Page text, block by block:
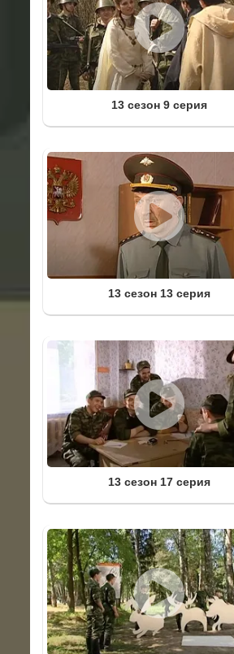
13 сезон 9 серия
13 сезон 13 серия
13 сезон 17 серия